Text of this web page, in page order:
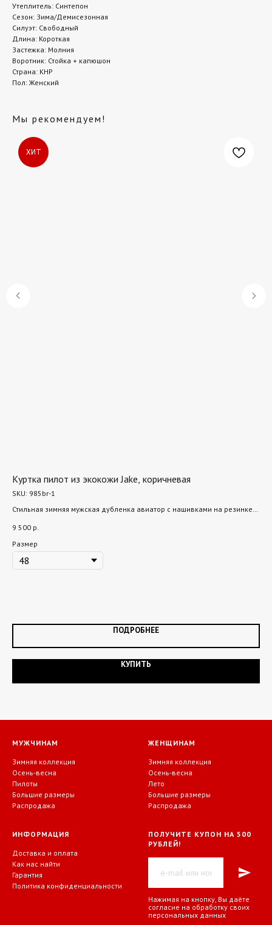
Утеплитель: Синтепон
Сезон: Зима/Демисезонная
Силуэт: Свободный
Длина: Короткая
Застежка: Молния
Воротник: Стойка + капюшон
Страна: КНР
Пол: Женский
Мы рекомендуем!
ХИТ
Куртка пилот из экокожи Jake, коричневая
SKU: 985br-1
Стильная зимняя мужская дубленка авиатор с нашивками на резинке
9 500 р.
Размер
ПОДРОБНЕЕ
КУПИТЬ
МУЖЧИНАМ
Зимняя коллекция
Осень-весна
Пилоты
Большие размеры
Распродажа
ЖЕНЩИНАМ
Зимняя коллекция
Осень-весна
Лето
Большие размеры
Распродажа
ИНФОРМАЦИЯ
Доставка и оплата
Как нас найти
Гарантия
Политика конфиденциальности
ПОЛУЧИТЕ КУПОН НА 500
РУБЛЕЙ!
Нажимая на кнопку, Вы даёте
согласие на обработку своих
персональных данных